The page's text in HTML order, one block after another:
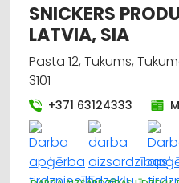
SNICKERS
LATVIA, SIA
Pasta 12, Tukums,
3101
+371 63124333